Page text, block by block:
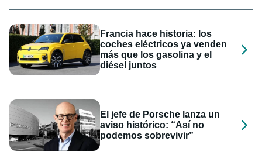
Francia hace historia: los
coches eléctricos ya venden
más que los gasolina y el
diésel juntos
El jefe de Porsche lanza un
aviso histórico: “Así no
podemos sobrevivir”